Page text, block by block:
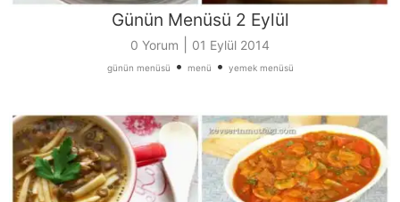
Günün Menüsü 2 Eylül
0 Yorum 01 Eylül 2014
günün menüsü • menü • yemek menüsü